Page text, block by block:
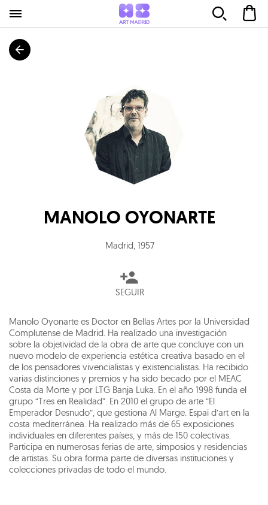
MANOLO OYONARTE
Madrid, 1957
SEGUIR
Manolo Oyonarte es Doctor en Bellas Artes por la Universidad
Complutense de Madrid. Ha realizado una investigación
sobre la objetividad de la obra de arte que concluye con un
nuevo modelo de experiencia estética creativa basado en el
de los pensadores vivencialistas y existencialistas. Ha recibido
varias distinciones y premios y ha sido becado por el MEAC
Costa da Morte y por LTG Banja Luka. En el año 1998 funda el
grupo “Tres en Realidad”. En 2010 el grupo de arte “El
Emperador Desnudo”, que gestiona Al Marge. Espai d’art en la
costa mediterránea. Ha realizado más de 65 exposiciones
individuales en diferentes países, y más de 150 colectivas.
Participa en numerosas ferias de arte, simposios y residencias
de artistas. Su obra forma parte de diversas instituciones y
colecciones privadas de todo el mundo.